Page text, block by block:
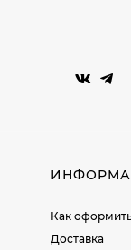
Как
Доставка